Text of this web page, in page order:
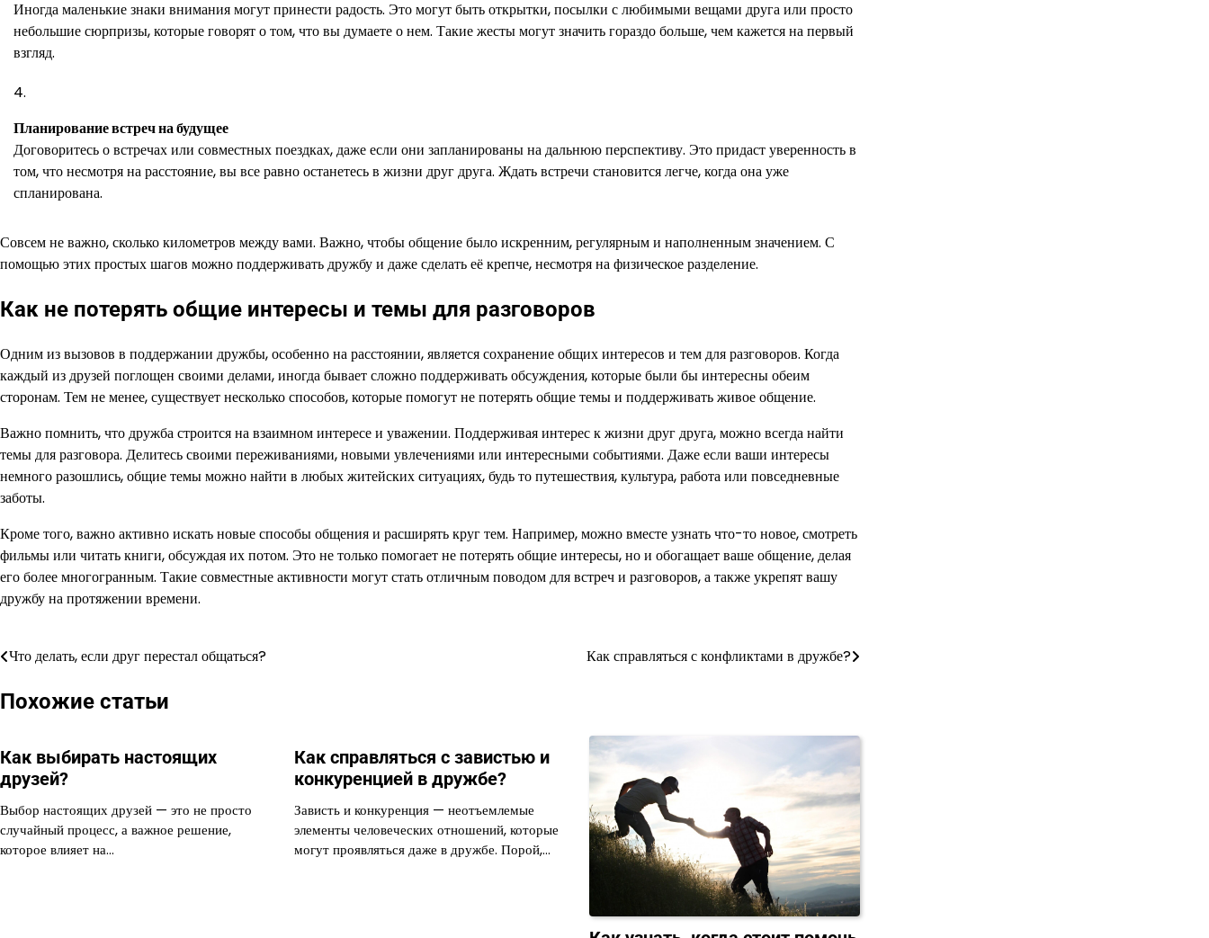
Иногда маленькие знаки внимания могут принести радость. Это могут быть открытки, посылки с любимыми вещами друга или просто
небольшие сюрпризы, которые говорят о том, что вы думаете о нем. Такие жесты могут значить гораздо больше, чем кажется на первый
взгляд.
Планирование встреч на будущее
Договоритесь о встречах или совместных поездках, даже если они запланированы на дальнюю перспективу. Это придаст уверенность в
том, что несмотря на расстояние, вы все равно останетесь в жизни друг друга. Ждать встречи становится легче, когда она уже
спланирована.
Совсем не важно, сколько километров между вами. Важно, чтобы общение было искренним, регулярным и наполненным значением. С
помощью этих простых шагов можно поддерживать дружбу и даже сделать её крепче, несмотря на физическое разделение.
Как не потерять общие интересы и темы для разговоров
Одним из вызовов в поддержании дружбы, особенно на расстоянии, является сохранение общих интересов и тем для разговоров. Когда
каждый из друзей поглощен своими делами, иногда бывает сложно поддерживать обсуждения, которые были бы интересны обеим
сторонам. Тем не менее, существует несколько способов, которые помогут не потерять общие темы и поддерживать живое общение.
Важно помнить, что дружба строится на взаимном интересе и уважении. Поддерживая интерес к жизни друг друга, можно всегда найти
темы для разговора. Делитесь своими переживаниями, новыми увлечениями или интересными событиями. Даже если ваши интересы
немного разошлись, общие темы можно найти в любых житейских ситуациях, будь то путешествия, культура, работа или повседневные
заботы.
Кроме того, важно активно искать новые способы общения и расширять круг тем. Например, можно вместе узнать что-то новое, смотреть
фильмы или читать книги, обсуждая их потом. Это не только помогает не потерять общие интересы, но и обогащает ваше общение, делая
его более многогранным. Такие совместные активности могут стать отличным поводом для встреч и разговоров, а также укрепят вашу
дружбу на протяжении времени.
Навигация
по
Что делать, если друг перестал общаться? Как справляться с конфликтами в дружбе?
Похожие статьи
Как выбирать настоящих
друзей?
Выбор настоящих друзей — это не просто
случайный процесс, а важное решение,
которое влияет на…
Как справляться с завистью и
конкуренцией в дружбе?
Зависть и конкуренция — неотъемлемые
элементы человеческих отношений, которые
могут проявляться даже в дружбе. Порой,…